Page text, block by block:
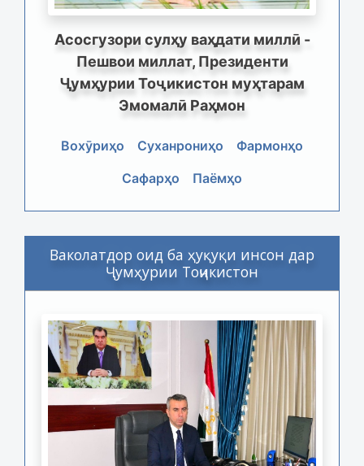
Асосгузори сулҳу ваҳдати миллӣ -
Пешвои миллат, Президенти
Ҷумҳурии Тоҷикистон муҳтарам
Эмомалӣ Раҳмон
Вохӯриҳо Суханрониҳо
Фармонҳо
Сафарҳо
Паёмҳо
Ваколатдор оид ба ҳуқуқи инсон дар
Ҷумҳурии Тоҷикистон